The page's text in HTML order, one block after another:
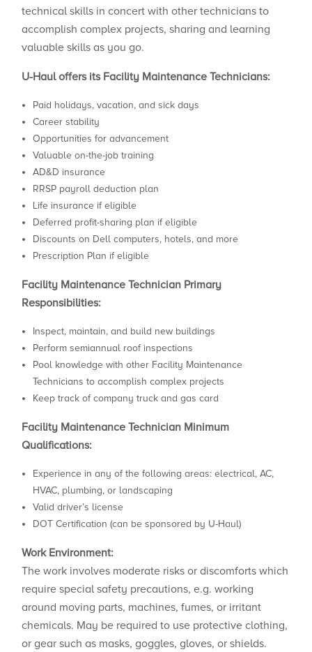
technical skills in concert with other technicians to
accomplish complex projects, sharing and learning
valuable skills as you go.
U-Haul offers its Facility Maintenance Technicians:
Paid holidays, vacation, and sick days
Career stability
Opportunities for advancement
Valuable on-the-job training
AD&D insurance
RRSP payroll deduction plan
Life insurance if eligible
Deferred profit-sharing plan if eligible
Discounts on Dell computers, hotels, and more
Prescription Plan if eligible
Facility Maintenance Technician Primary
Responsibilities:
Inspect, maintain, and build new buildings
Perform semiannual roof inspections
Pool knowledge with other Facility Maintenance
Technicians to accomplish complex projects
Keep track of company truck and gas card
Facility Maintenance Technician Minimum
Qualifications:
Experience in any of the following areas: electrical, AC,
HVAC, plumbing, or landscaping
Valid driver’s license
DOT Certification (can be sponsored by U-Haul)
Work Environment:
The work involves moderate risks or discomforts which
require special safety precautions, e.g. working
around moving parts, machines, fumes, or irritant
chemicals. May be required to use protective clothing,
or gear such as masks, goggles, gloves, or shields.